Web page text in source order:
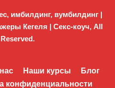
имбилдинг, вумбилдинг |
Кегеля | Секс-коуч, All
Наши курсы
Блог
конфиденциальности